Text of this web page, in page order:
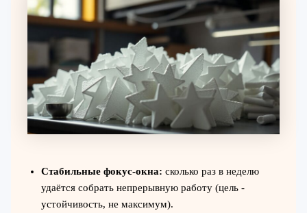
Стабильные фокус‑окна: сколько раз в неделю
удаётся собрать непрерывную работу (цель -
устойчивость, не максимум).